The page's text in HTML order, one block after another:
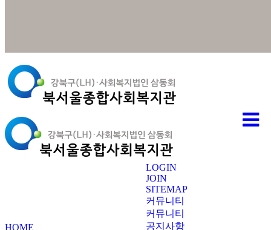
LOGIN
JOIN
SITEMAP
커뮤니티
커뮤니티
공지사항
HOME